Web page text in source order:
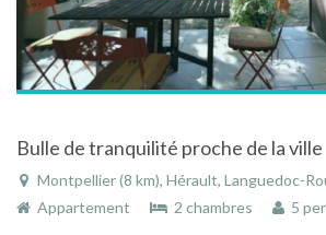
Bulle de tranquilité proche de la ville
Montpellier (8 km), Hérault, Languedoc-
Appartement
2 chambres 5